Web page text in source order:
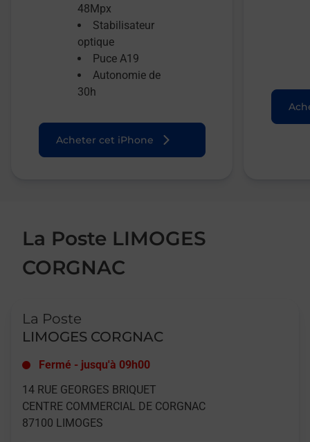
48Mpx
Stabilisateur
optique
Puce A19
Autonomie de
30h
Acheter cet iPhone
La Poste LIMOGES
CORGNAC
La Poste
LIMOGES CORGNAC
Fermé - jusqu'à 09h00
14 RUE GEORGES BRIQUET
CENTRE COMMERCIAL DE CORGNAC
87100 LIMOGES